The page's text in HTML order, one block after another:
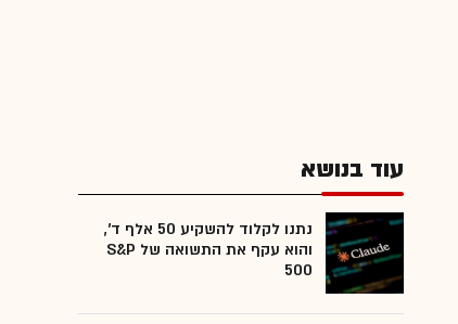
עוד בנושא
נתנו לקלוד להשקיע 50 אלף ד',
והוא עקף את התשואה של S&P
500